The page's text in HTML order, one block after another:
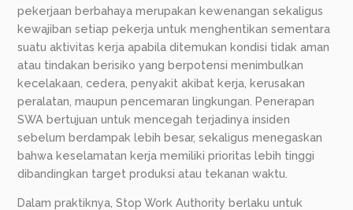
pekerjaan berbahaya merupakan kewenangan sekaligus
kewajiban setiap pekerja untuk menghentikan sementara
suatu aktivitas kerja apabila ditemukan kondisi tidak aman
atau tindakan berisiko yang berpotensi menimbulkan
kecelakaan, cedera, penyakit akibat kerja, kerusakan
peralatan, maupun pencemaran lingkungan. Penerapan
SWA bertujuan untuk mencegah terjadinya insiden
sebelum berdampak lebih besar, sekaligus menegaskan
bahwa keselamatan kerja memiliki prioritas lebih tinggi
dibandingkan target produksi atau tekanan waktu.
Dalam praktiknya, Stop Work Authority berlaku untuk